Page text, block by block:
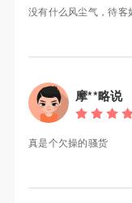
没有什么风尘气，待客
摩**略说
真是个欠操的骚货